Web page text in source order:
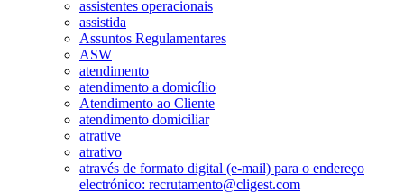
assistentes operacionais
assistida
Assuntos Regulamentares
ASW
atendimento
atendimento a domicílio
Atendimento ao Cliente
atendimento domiciliar
atrative
atrativo
através de formato digital (e-mail) para o endereço
electrónico: recrutamento@cligest.com